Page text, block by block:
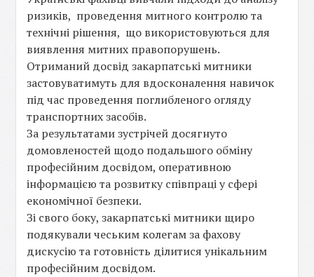
ризиків, проведення митного контролю та
технічні рішення, що використовуються для
виявлення митних правопорушень.
Отриманий досвід закарпатські митники
застовуватимуть для вдосконалення навичок
під час проведення поглибленого огляду
транспортних засобів.
За результатами зустрічей досягнуто
домовленостей щодо подальшого обміну
професійним досвідом, оперативною
інформацією та розвитку співпраці у сфері
економічної безпеки.
Зі свого боку, закарпатські митники щиро
подякували чеським колегам за фахову
дискусію та готовність ділитися унікальним
професійним досвідом.